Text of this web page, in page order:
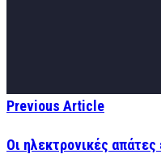
Previous Article
Οι ηλεκτρονικές